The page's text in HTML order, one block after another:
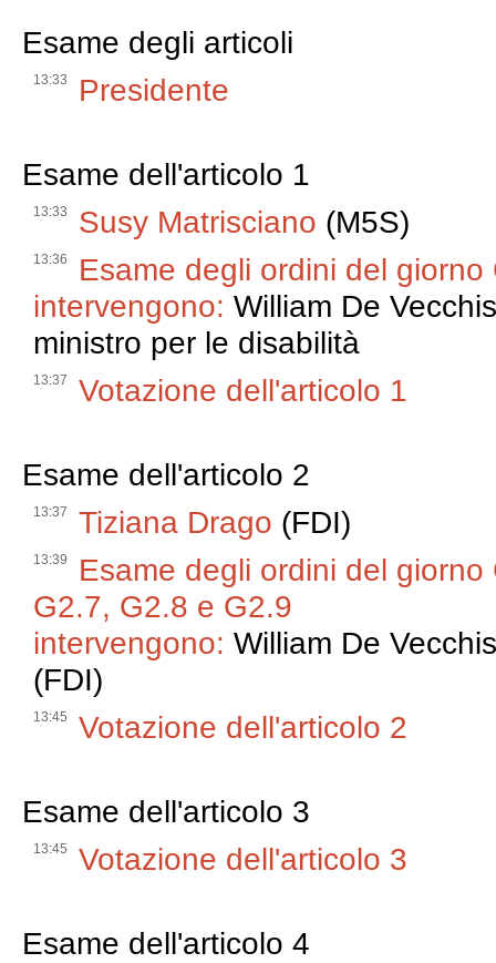
Esame degli articoli
13:33 Presidente
Esame dell'articolo 1
13:33 Susy Matrisciano (M5S)
13:36
Esame degli ordini del
intervengono: William De
ministro per le disabilità
13:37 Votazione dell'articolo 1
Esame dell'articolo 2
13:37 Tiziana Drago (FDI)
13:39
Esame degli ordini del
G2.7, G2.8 e G2.9
intervengono: William De
(FDI)
13:45 Votazione dell'articolo 2
Esame dell'articolo 3
13:45 Votazione dell'articolo 3
Esame dell'articolo 4